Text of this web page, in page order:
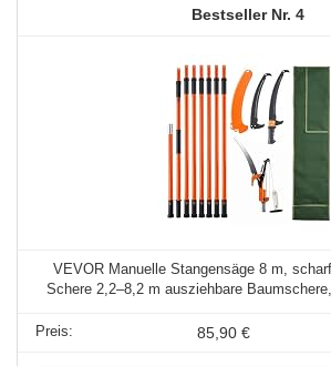
4
VEVOR Manuelle Stangensäge 8 m,
Schere 2,2–8,2 m ausziehbare
85,90 €